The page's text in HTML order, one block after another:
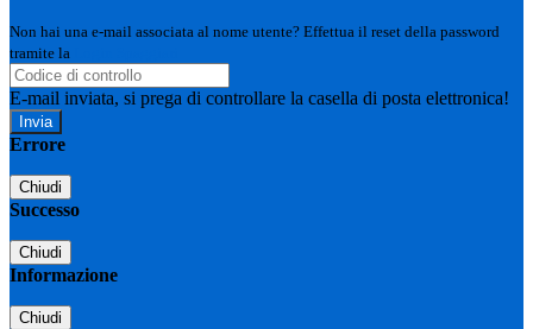
Non hai una e-mail associata al nome utente? Effettua il reset della password
tramite la
E-mail inviata, si prega di controllare la casella di posta elettronica!
Errore
Chiudi
Successo
Chiudi
Informazione
Chiudi